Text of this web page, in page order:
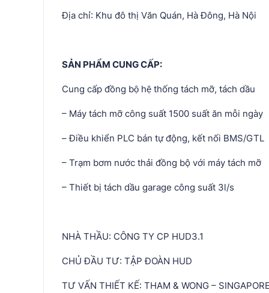
Địa chỉ: Khu đô thị Văn Quán, Hà Đông, Hà Nội
SẢN PHẨM CUNG CẤP:
Cung cấp đồng bộ hệ thống tách mỡ, tách dầu
– Máy tách mỡ công suất 1500 suất ăn mỗi ngày
– Điều khiển PLC bán tự động, kết nối BMS/GTL
– Trạm bơm nước thải đồng bộ với máy tách mỡ
– Thiết bị tách dầu garage công suất 3l/s
NHÀ THẦU: CÔNG TY CP HUD3.1
CHỦ ĐẦU TƯ: TẬP ĐOÀN HUD
TƯ VẤN THIẾT KẾ: THAM & WONG –